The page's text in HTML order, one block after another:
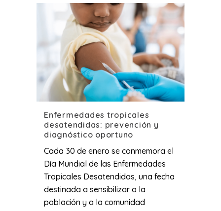
Enfermedades tropicales
desatendidas: prevención y
diagnóstico oportuno
Cada 30 de enero se conmemora el
Día Mundial de las Enfermedades
Tropicales Desatendidas, una fecha
destinada a sensibilizar a la
población y a la comunidad